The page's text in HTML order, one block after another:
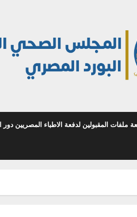
المقبولين لدفعة الاطباء المصريين دور